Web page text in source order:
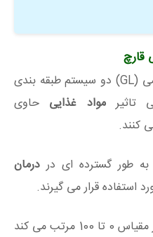
شاخص گلیسمی (GI) و بار گلیسمی (GL) دو سیستم طبقه بندی
تاثیرمواد غذایی حاوی
کنند.
طور گسترده ای در درمان
استفاده قرار می گیرند.
را در مقیاس 0 تا 100 مرتب می کند